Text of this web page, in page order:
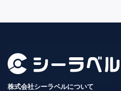
株式会社シーラベルについて